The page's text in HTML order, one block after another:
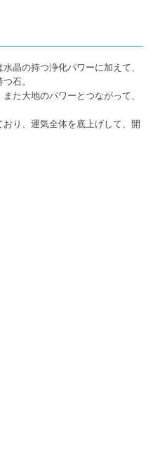
水晶の持つ浄化パワーに加えて、
石。
た大地のパワーとつながって、
り、運気全体を底上げして、開